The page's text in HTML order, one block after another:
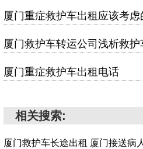
厦门重症救护车出租应该考
厦门救护车转运公司浅析救
厦门重症救护车出租电话
相关搜索:
厦门救护车长途出租 厦门接送病